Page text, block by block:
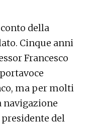
della
Cinque anni
Francesco
ma per molti
navigazione
del